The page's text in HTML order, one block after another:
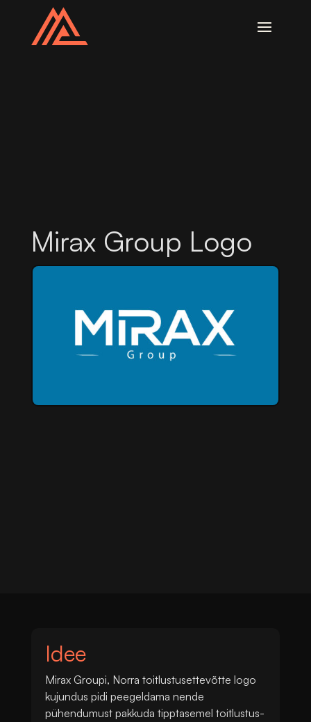
Mirax Group Logo
Idee
Mirax Groupi, Norra toitlustusettevõtte logo
kujundus pidi peegeldama nende
pühendumust pakkuda tipptasemel toitlustus-